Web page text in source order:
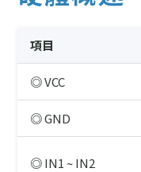
項目
◎ VCC
◎ GND
◎ IN1 ~ IN2